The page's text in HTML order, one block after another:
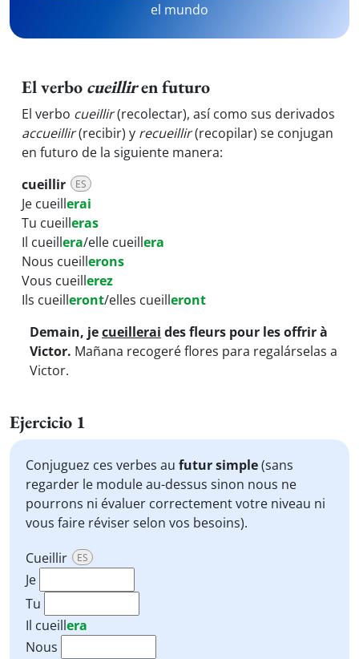
el mundo
El verbo cueilliren futuro
El verbo cueillir(recolectar), así como sus derivados
accueillir(recibir) y recueillir(recopilar) se conjugan
en futuro de la siguiente manera:
cueillir
ES
Je cueillerai
Tu cueilleras
Il cueillera/elle cueillera
Nous cueillerons
Vous cueillerez
Ils cueilleront/elles cueilleront
Demain, jecueillerai des fleurs pour les offrir à
Victor. Mañana recogeré flores para regalárselas a
Victor.
Ejercicio 1
Conjuguez ces verbes au futur simple(sans
regarder le module au-dessus sinon nous ne
pourrons ni évaluer correctement votre niveau ni
vous faire réviser selon vos besoins).
Cueillir
ES
Je
Tu
Il cueillera
Nous